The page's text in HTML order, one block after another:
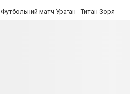
Футбольний матч Ураган - Титан Зоря